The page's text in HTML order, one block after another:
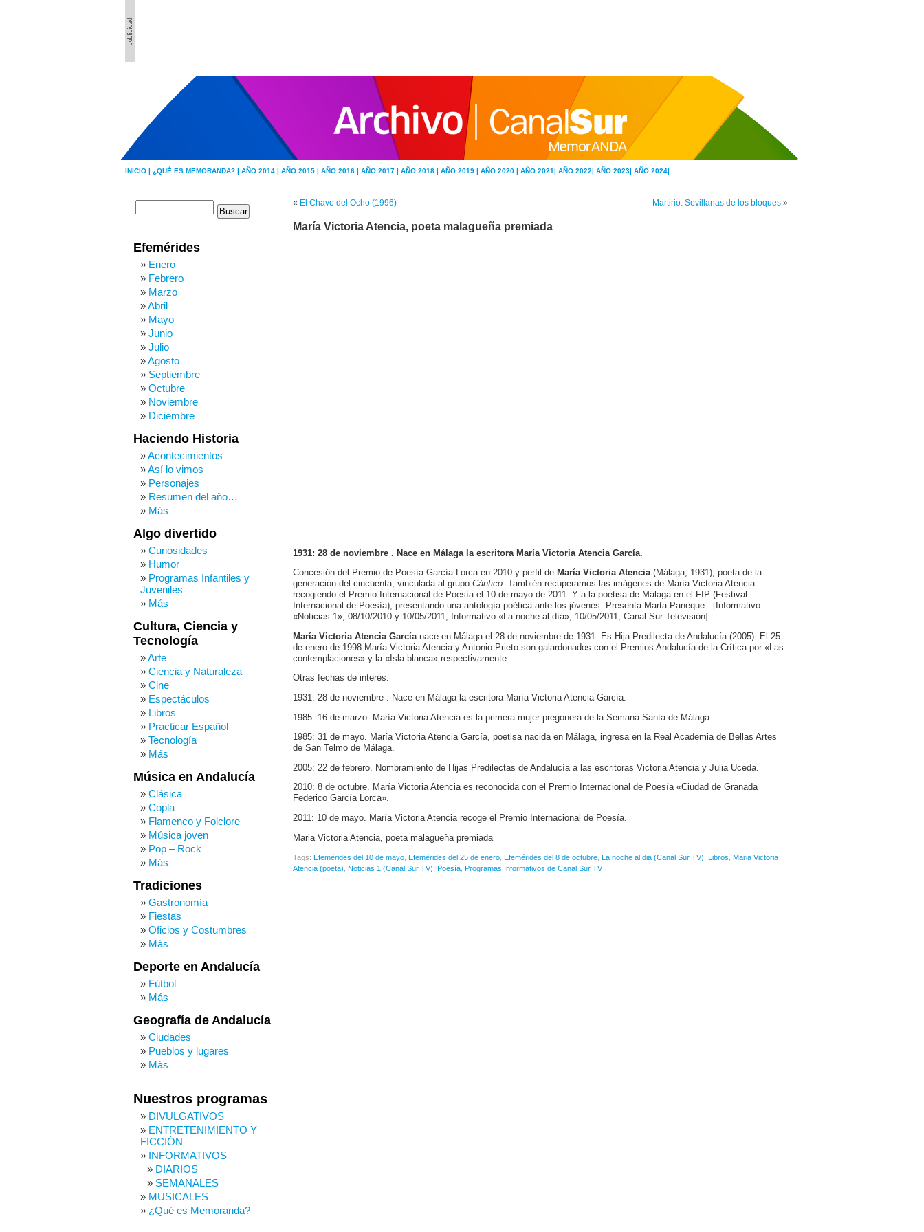
INICIO | ¿QUÉ ES MEMORANDA? | AÑO 2014 | AÑO 2015 | AÑO 2016 | AÑO 2017 | AÑO 2018 | AÑO 2019 | AÑO 2020 | AÑO 2021| AÑO 2022| AÑO 2023| AÑO 2024|
« El Chavo del Ocho (1996) Martirio: Sevillanas de los bloques »
María Victoria Atencia, poeta malagueña premiada
1931: 28 de noviembre . Nace en Málaga la escritora María Victoria Atencia García.
Concesión del Premio de Poesía García Lorca en 2010 y perfil de María Victoria Atencia(Málaga, 1931), poeta de la
generación del cincuenta, vinculada al grupo Cántico. También recuperamos las imágenes de María Victoria Atencia
recogiendo el Premio Internacional de Poesía el 10 de mayo de 2011. Y a la poetisa de Málaga en el FIP (Festival
Internacional de Poesía), presentando una antología poética ante los jóvenes. Presenta Marta Paneque. [Informativo
«Noticias 1», 08/10/2010 y 10/05/2011; Informativo «La noche al día», 10/05/2011, Canal Sur Televisión].
María Victoria Atencia García nace en Málaga el 28 de noviembre de 1931. Es Hija Predilecta de Andalucía (2005). El 25
de enero de 1998 María Victoria Atencia y Antonio Prieto son galardonados con el Premios Andalucía de la Crítica por «Las
contemplaciones» y la «Isla blanca» respectivamente.
Otras fechas de interés:
1931: 28 de noviembre . Nace en Málaga la escritora María Victoria Atencia García.
1985: 16 de marzo. María Victoria Atencia es la primera mujer pregonera de la Semana Santa de Málaga.
1985: 31 de mayo. María Victoria Atencia García, poetisa nacida en Málaga, ingresa en la Real Academia de Bellas Artes
de San Telmo de Málaga.
2005: 22 de febrero. Nombramiento de Hijas Predilectas de Andalucía a las escritoras Victoria Atencia y Julia Uceda.
2010: 8 de octubre. María Victoria Atencia es reconocida con el Premio Internacional de Poesía «Ciudad de Granada
Federico García Lorca».
2011: 10 de mayo. María Victoria Atencia recoge el Premio Internacional de Poesía.
Maria Victoria Atencia, poeta malagueña premiada
Tags: Efemérides del 10 de mayo Efemérides del 25 de enero Efemérides del 8 de octubre La noche al dia (Canal Sur TV) Libros Maria Victoria
Atencia (poeta) Noticias 1 (Canal Sur TV) Poesía Programas Informativos de Canal Sur TV
Efemérides
Enero
Febrero
Marzo
Abril
Mayo
Junio
Julio
Agosto
Septiembre
Octubre
Noviembre
Diciembre
Haciendo Historia
Acontecimientos
Así lo vimos
Personajes
Resumen del año…
Más
Algo divertido
Curiosidades
Humor
Programas Infantiles y
Juveniles
Más
Cultura, Ciencia y
Tecnología
Arte
Ciencia y Naturaleza
Cine
Espectáculos
Libros
Practicar Español
Tecnología
Más
Música en Andalucía
Clásica
Copla
Flamenco y Folclore
Música joven
Pop – Rock
Más
Tradiciones
Gastronomía
Fiestas
Oficios y Costumbres
Más
Deporte en Andalucía
Fútbol
Más
Geografía de Andalucía
Ciudades
Pueblos y lugares
Más
Nuestros programas
DIVULGATIVOS
ENTRETENIMIENTO Y
FICCIÓN
INFORMATIVOS
DIARIOS
SEMANALES
MUSICALES
¿Qué es Memoranda?